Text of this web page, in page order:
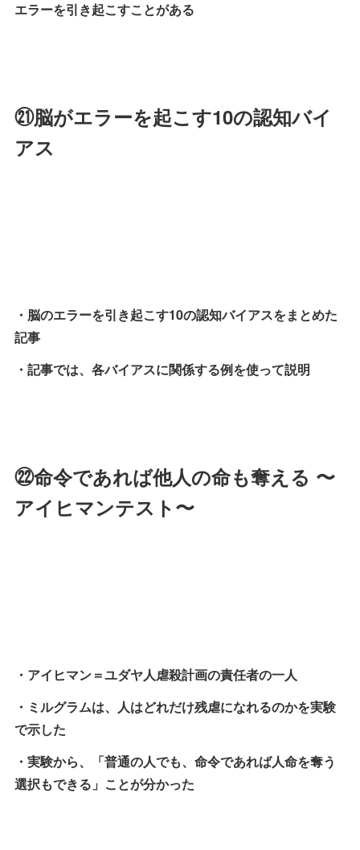
エラーを引き起こすことがある
㉑脳がエラーを起こす10の認知バイ
アス
・脳のエラーを引き起こす10の認知バイアスをまとめた
記事
・記事では、各バイアスに関係する例を使って説明
㉒命令であれば他人の命も奪える 〜
アイヒマンテスト〜
・アイヒマン＝ユダヤ人虐殺計画の責任者の一人
・ミルグラムは、人はどれだけ残虐になれるのかを実験
で示した
・実験から、「普通の人でも、命令であれば人命を奪う
選択もできる」ことが分かった